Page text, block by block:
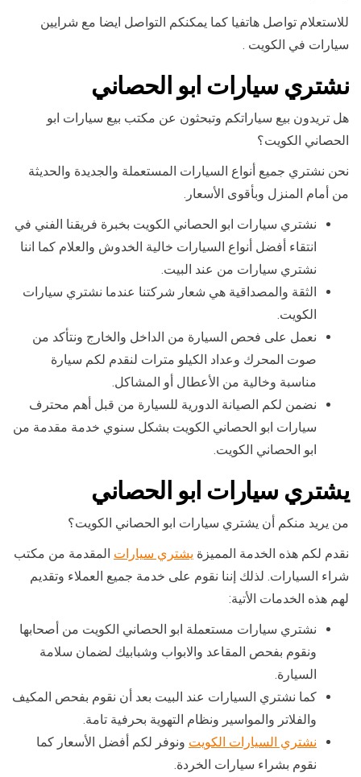
للاستعلام تواصل هاتفيا كما يمكنكم التواصل ايضا مع شرايين
سيارات في الكويت .
نشتري سيارات ابو الحصاني
هل تريدون بيع سياراتكم وتبحثون عن مكتب بيع سيارات ابو
الحصاني الكويت؟
نحن نشتري جميع أنواع السيارات المستعملة والجديدة والحديثة
من أمام المنزل وبأقوى الأسعار.
نشتري سيارات ابو الحصاني الكويت بخبرة فريقنا الفني في
انتقاء أفضل أنواع السيارات خالية الخدوش والعلام كما اننا
نشتري سيارات من عند البيت.
الثقة والمصداقية هي شعار شركتنا عندما نشتري سيارات
الكويت.
نعمل على فحص السيارة من الداخل والخارج ونتأكد من
صوت المحرك وعداد الكيلو مترات لنقدم لكم سيارة
مناسبة وخالية من الأعطال أو المشاكل.
نضمن لكم الصيانة الدورية للسيارة من قبل أهم محترف
سيارات ابو الحصاني الكويت بشكل سنوي خدمة مقدمة من
ابو الحصاني الكويت.
يشتري سيارات ابو الحصاني
من يريد منكم أن يشتري سيارات ابو الحصاني الكويت؟
نقدم لكم هذه الخدمة المميزة يشتري سيارات المقدمة من مكتب
شراء السيارات. لذلك إننا نقوم على خدمة جميع العملاء وتقديم
لهم هذه الخدمات الأتية:
نشتري سيارات مستعملة ابو الحصاني الكويت من أصحابها
ونقوم بفحص المقاعد والابواب وشبابيك لضمان سلامة
السيارة.
كما نشتري السيارات عند البيت بعد أن نقوم بفحص المكيف
والفلاتر والمواسير ونظام التهوية بحرفية تامة.
نشتري السيارات الكويت ونوفر لكم أفضل الأسعار كما
نقوم بشراء سيارات الخردة.